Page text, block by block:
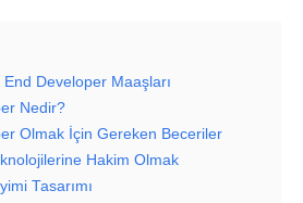
End Developer Maaşları
Nedir?
Olmak İçin Gereken Beceriler
Hakim Olmak
Tasarımı